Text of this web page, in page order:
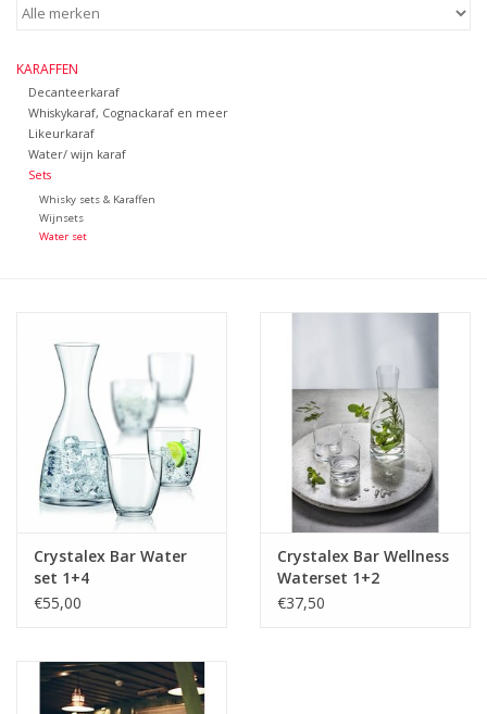
Cadeaus
Koffie & Thee
Bar & Wijn
KARAFFEN
Decanteerkaraf
Whiskykaraf, Cognackaraf en meer
Likeurkaraf
Water/ wijn karaf
Sets
Whisky sets & Karaffen
Wijnsets
Water set
Crystalex Bar Water
set 1+4
€55,00
Crystalex Bar Wellness
Waterset 1+2
€37,50